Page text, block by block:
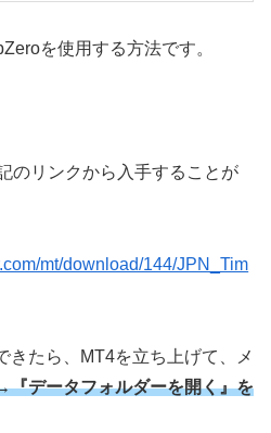
を使用する方法です。
のリンクから入手することが
mt/download/144/JPN_Tim
きたら、 MT4を立ち上げて、メ
『データフォルダーを開く』を